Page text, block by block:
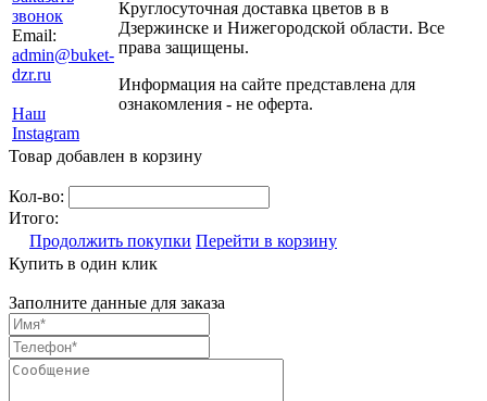
звонок
Email:
admin@buket-
dzr.ru
Наш
Instagram
Круглосуточная доставка цветов в в
Дзержинске и Нижегородской области. Все
права защищены.
Информация на сайте представлена для
ознакомления - не оферта.
Товар добавлен в корзину
Кол-во:
Итого:
Продолжить покупки Перейти в корзину
Купить в один клик
Заполните данные для заказа